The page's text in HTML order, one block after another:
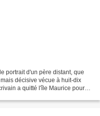
portrait d'un père distant, que
décisive vécue à huit-dix
a quitté l'île Maurice pour